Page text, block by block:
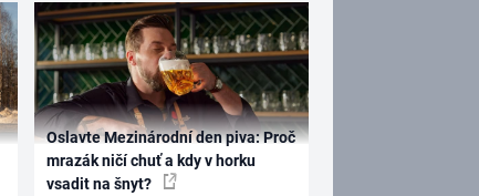
Oslavte Mezinárodní den piva: Proč
mrazák ničí chuť a kdy v horku
vsadit na šnyt?